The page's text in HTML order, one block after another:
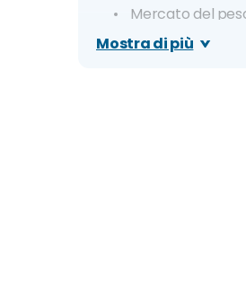
Mercato del
Palazzo Imperiale
Mostra di più